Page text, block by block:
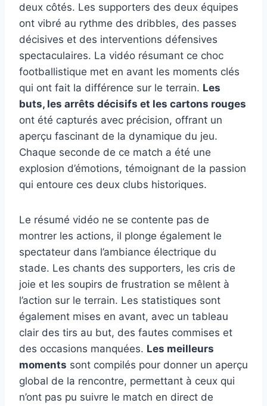
deux côtés. Les supporters des deux équipes
ont vibré au rythme des dribbles, des passes
décisives et des interventions défensives
spectaculaires. La vidéo résumant ce choc
footballistique met en avant les moments clés
qui ont fait la différence sur le terrain. Les
buts, les arrêts décisifs et les cartons rouges
ont été capturés avec précision, offrant un
aperçu fascinant de la dynamique du jeu.
Chaque seconde de ce match a été une
explosion d’émotions, témoignant de la passion
qui entoure ces deux clubs historiques.
Le résumé vidéo ne se contente pas de
montrer les actions, il plonge également le
spectateur dans l’ambiance électrique du
stade. Les chants des supporters, les cris de
joie et les soupirs de frustration se mêlent à
l’action sur le terrain. Les statistiques sont
également mises en avant, avec un tableau
clair des tirs au but, des fautes commises et
des occasions manquées. Les meilleurs
moments sont compilés pour donner un aperçu
global de la rencontre, permettant à ceux qui
n’ont pas pu suivre le match en direct de